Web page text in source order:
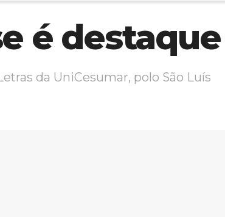
é
da UniCesumar, polo São Luís